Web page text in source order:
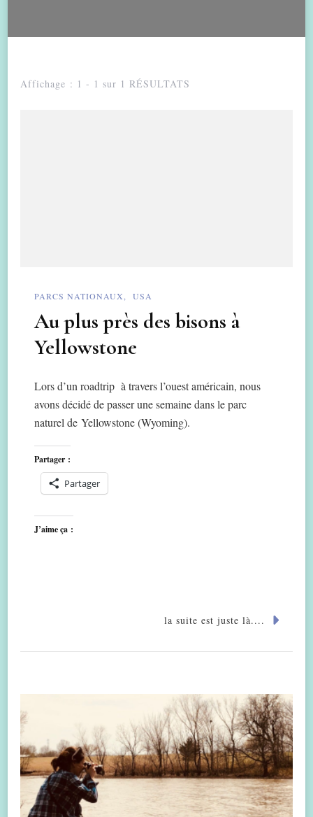
Affichage : 1 - 1 sur 1 RÉSULTATS
PARCS NATIONAUX USA
Au plus près des bisons à
Yellowstone
Lors d’un roadtrip à travers l’ouest américain, nous
avons décidé de passer une semaine dans le parc
naturel de Yellowstone (Wyoming).
Partager :
Partager
J’aime ça :
la suite est juste là....